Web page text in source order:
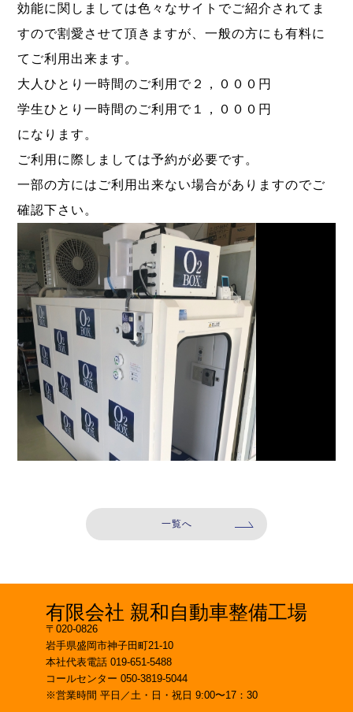
効能に関しましては色々なサイトでご紹介されてま
すので割愛させて頂きますが、一般の方にも有料に
てご利用出来ます。
大人ひとり一時間のご利用で２，０００円
学生ひとり一時間のご利用で１，０００円
になります。
ご利用に際しましては予約が必要です。
一部の方にはご利用出来ない場合がありますのでご
確認下さい。
一覧へ
有限会社 親和⾃動⾞整備⼯場
〒020-0826
岩⼿県盛岡市神⼦⽥町21-10
本社代表電話 019-651-5488
コールセンター 050-3819-5044
※営業時間 平⽇／⼟・⽇・祝⽇ 9:00〜17：30